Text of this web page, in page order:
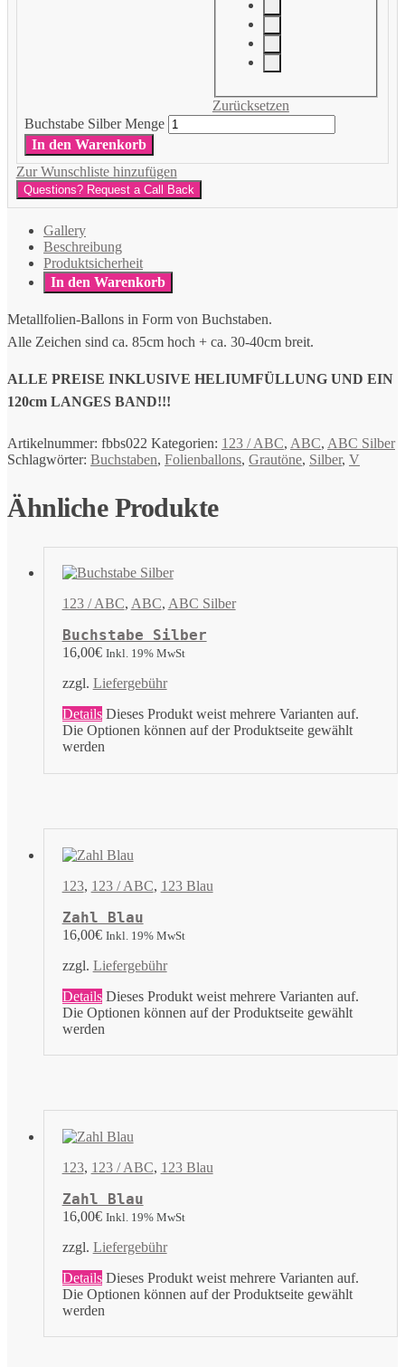
Zurücksetzen
Buchstabe Silber Menge
In den Warenkorb
Zur Wunschliste hinzufügen
Questions? Request a Call Back
Gallery
Beschreibung
Produktsicherheit
In den Warenkorb
Metallfolien-Ballons in Form von Buchstaben.
Alle Zeichen sind ca. 85cm hoch + ca. 30-40cm breit.
ALLE PREISE INKLUSIVE HELIUMFÜLLUNG UND EIN
120cm LANGES BAND!!!
Artikelnummer: fbbs022 Kategorien: 123 / ABC, ABC, ABC Silber
Schlagwörter: Buchstaben, Folienballons, Grautöne, Silber, V
Ähnliche Produkte
123 / ABC, ABC, ABC Silber
Buchstabe Silber
16,00€ Inkl. 19% MwSt
zzgl. Liefergebühr
Details Dieses Produkt weist mehrere Varianten auf.
Die Optionen können auf der Produktseite gewählt
werden
123, 123 / ABC, 123 Blau
Zahl Blau
16,00€ Inkl. 19% MwSt
zzgl. Liefergebühr
Details Dieses Produkt weist mehrere Varianten auf.
Die Optionen können auf der Produktseite gewählt
werden
123, 123 / ABC, 123 Blau
Zahl Blau
16,00€ Inkl. 19% MwSt
zzgl. Liefergebühr
Details Dieses Produkt weist mehrere Varianten auf.
Die Optionen können auf der Produktseite gewählt
werden